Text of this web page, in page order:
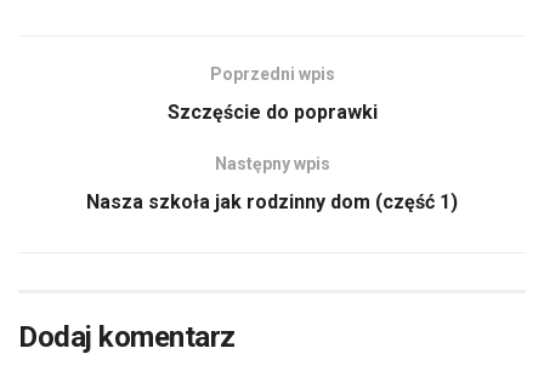
Poprzedni wpis
Szczęście do poprawki
Następny wpis
Nasza szkoła jak rodzinny dom (część 1)
Dodaj komentarz